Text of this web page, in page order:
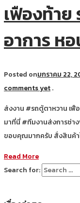
เฟืองท้าย
อาการ ห
Posted onมกราคม 22,
comments yet.
ส่งงาน #รถตู้ตาหวาน เฟื
มาที่นี่ #ทีมงานส่งการช่าง
ขอบคุณมากครับ สั่งสินค้า
Read More
Search for: